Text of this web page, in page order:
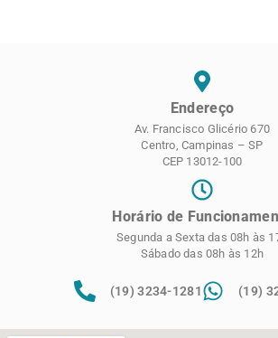
Endereço
Av. Francisco Glicério 670
Centro, Campinas – SP
CEP 13012-100
Horário de
Segunda a Sexta das 08h às
Sábado das 08h às 12h
(19) 3234-1281 (19)